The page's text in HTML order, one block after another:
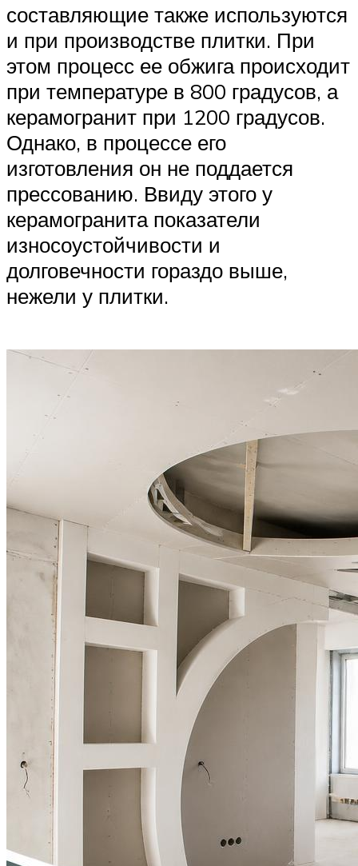
составляющие также используются
и при производстве плитки. При
этом процесс ее обжига происходит
при температуре в 800 градусов, а
керамогранит при 1200 градусов.
Однако, в процессе его
изготовления он не поддается
прессованию. Ввиду этого у
керамогранита показатели
износоустойчивости и
долговечности гораздо выше,
нежели у плитки.